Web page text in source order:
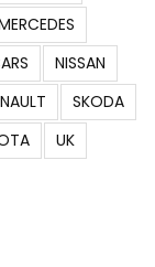
NISSAN
SKODA
UK